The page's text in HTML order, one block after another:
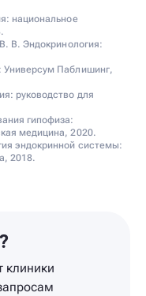
национальное
В. Эндокринология:
Паблишинг,
руководство для
гипофиза:
медицина, 2020.
эндокринной системы:
2018.
клиники